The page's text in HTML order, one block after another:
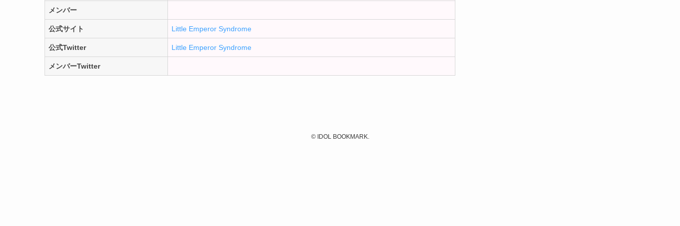
メンバー
公式サイト Little Emperor Syndrome
公式Twitter Little Emperor Syndrome
メンバーTwitter
©IDOL BOOKMARK.